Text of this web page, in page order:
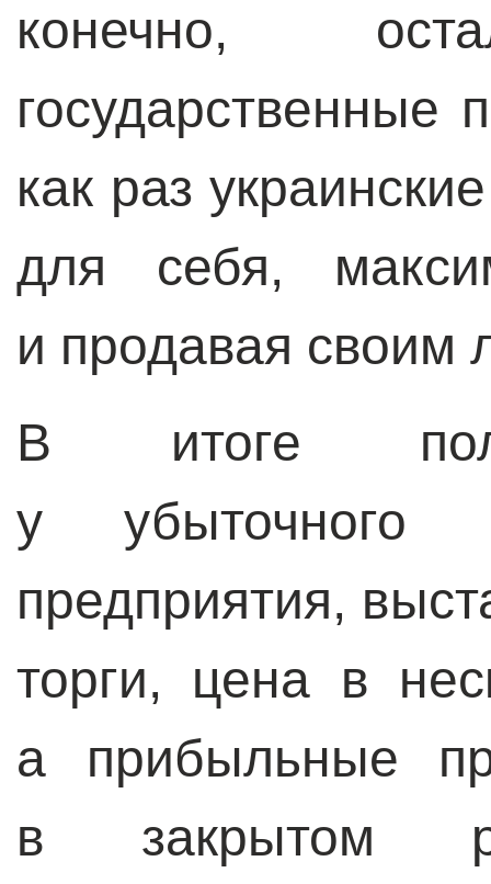
конечно,
государственные
как раз
для себя,
и продавая своим
В итоге
у убыточного
предприятия,
торги, цена в
а прибыльные
в закрытом